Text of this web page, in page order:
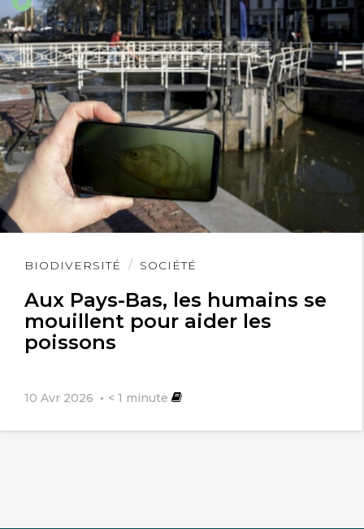
BIODIVERSITÉ SOCIÉTÉ
Aux Pays-Bas, les humains se
mouillent pour aider les
poissons
10 Avr 2026 < 1 minute
Lire